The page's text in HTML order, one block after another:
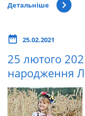
Детальніше
25.02.2021
25 лютого
народження